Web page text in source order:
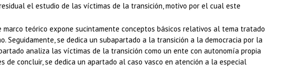
el estudio de las víctimas de la transición, motivo por el cual este
teórico expone sucintamente conceptos básicos relativos al tema tratado
Seguidamente, se dedica un subapartado a la transición a la democracia por la
analiza las víctimas de la transición como un ente con autonomía propia
concluir, se dedica un apartado al caso vasco en atención a la especial